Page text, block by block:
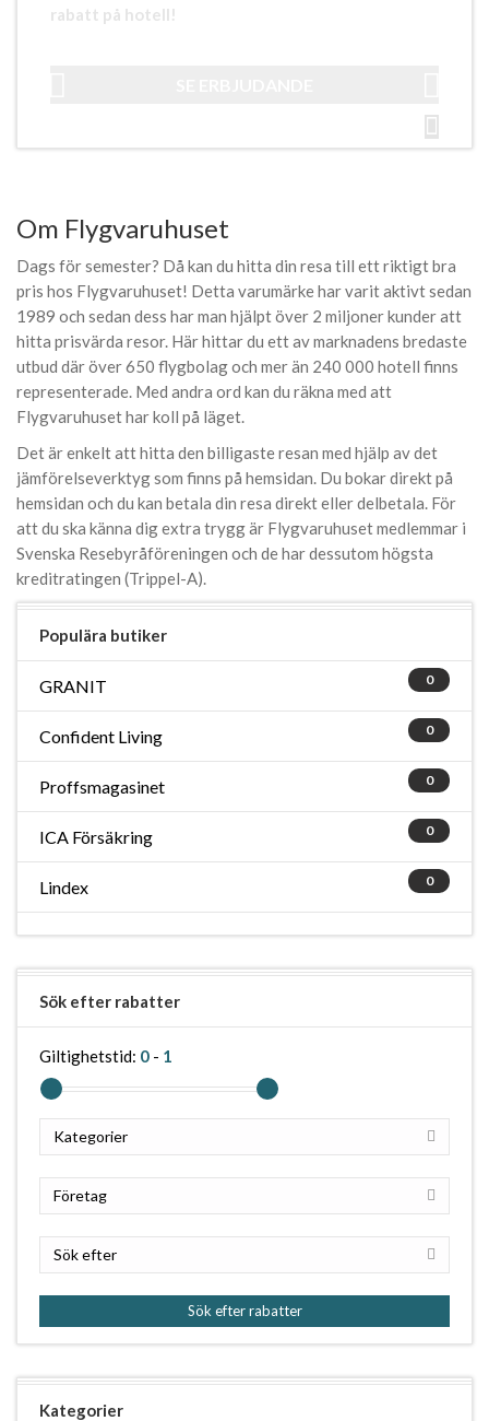
rabatt på hotell!
Om Flygvaruhuset
Dags för semester? Då kan du hitta din resa till ett riktigt bra
pris hos Flygvaruhuset! Detta varumärke har varit aktivt sedan
1989 och sedan dess har man hjälpt över 2 miljoner kunder att
hitta prisvärda resor. Här hittar du ett av marknadens bredaste
utbud där över 650 flygbolag och mer än 240 000 hotell finns
representerade. Med andra ord kan du räkna med att
Flygvaruhuset har koll på läget.
Det är enkelt att hitta den billigaste resan med hjälp av det
jämförelseverktyg som finns på hemsidan. Du bokar direkt på
hemsidan och du kan betala din resa direkt eller delbetala. För
att du ska känna dig extra trygg är Flygvaruhuset medlemmar i
Svenska Resebyråföreningen och de har dessutom högsta
kreditratingen (Trippel-A).
Populära butiker
0
GRANIT
0
Confident Living
0
Proffsmagasinet
0
ICA Försäkring
0
Lindex
Sök efter rabatter
Giltighetstid: 0 - 1
Kategorier
Företag
Sök efter
Sök efter rabatter
Kategorier